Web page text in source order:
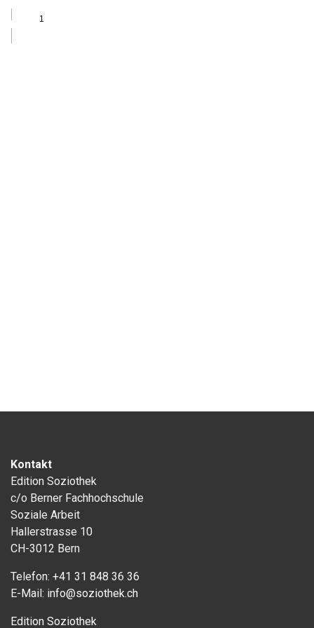
bindungsspezifischen Themen absolvieren. Auch sind
Kontakt
Edition Soziothek
c/o Berner Fachhochschule
Soziale Arbeit
Hallerstrasse 10
CH-3012 Bern
Telefon: +41 31 848 36 36
E-Mail: info@soziothek.ch
Edition Soziothek